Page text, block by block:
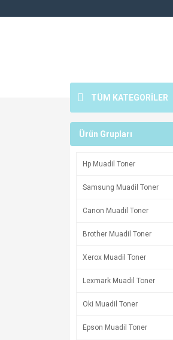
TÜM KATEGORİLER
Ürün Grupları
Hp Muadil Toner
Samsung Muadil Toner
Canon Muadil Toner
Brother Muadil Toner
Xerox Muadil Toner
Lexmark Muadil Toner
Oki Muadil Toner
Epson Muadil Toner